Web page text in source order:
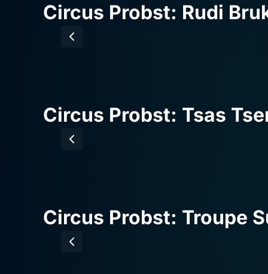
Circus Probst: Rudi
Circus Probst: Tsas
Circus Probst: Troupe